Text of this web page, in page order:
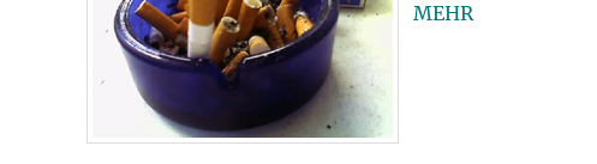
MEHR